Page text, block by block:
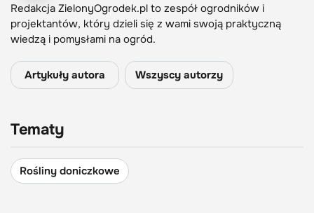
Redakcja ZielonyOgrodek.pl to zespół ogrodników i
projektantów, który dzieli się z wami swoją praktyczną
wiedzą i pomysłami na ogród.
Artykuły autora Wszyscy autorzy
Tematy
Rośliny doniczkowe